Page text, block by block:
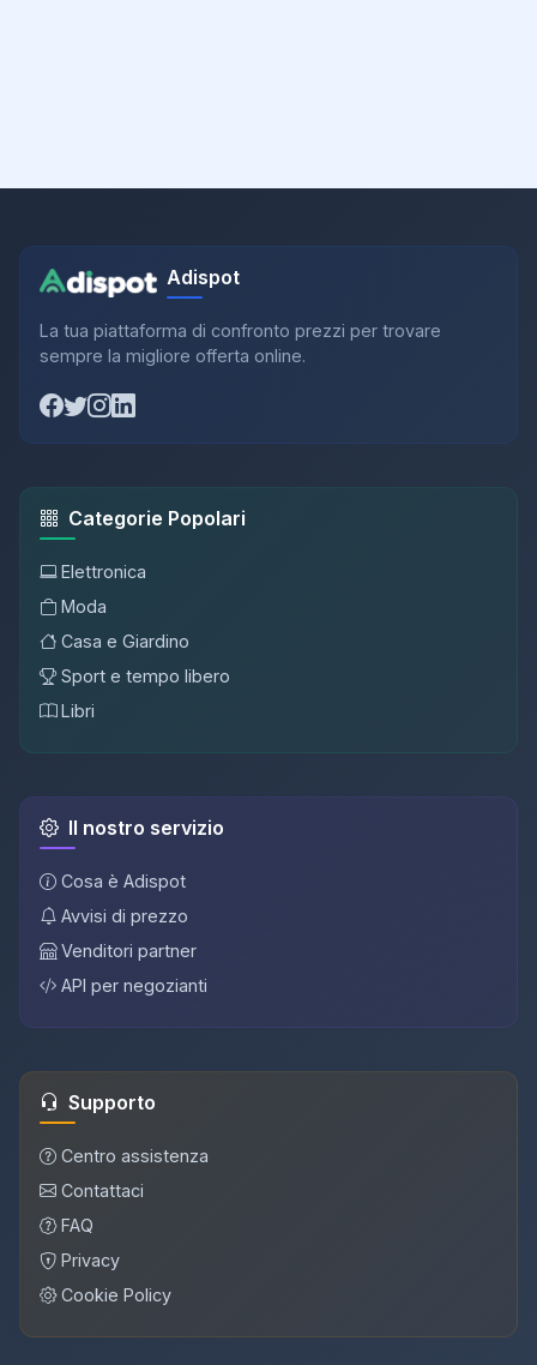
Adispot
La tua piattaforma di confronto prezzi per trovare
sempre la migliore offerta online.
Categorie Popolari
Elettronica
Moda
Casa e Giardino
Sport e tempo libero
Libri
Il nostro servizio
Cosa è Adispot
Avvisi di prezzo
Venditori partner
API per negozianti
Supporto
Centro assistenza
Contattaci
FAQ
Privacy
Cookie Policy